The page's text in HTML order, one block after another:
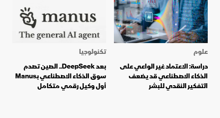
علوم
دراسة: الاعتماد غير الواعي على
الذكاء الاصطناعي قد يضعف
التفكير النقدي للبشر
تكنولوجيا
بعد DeepSeek.. الصين تصدم
سوق الذكاء الاصطناعي بـManus
أول وكيل رقمي متكامل